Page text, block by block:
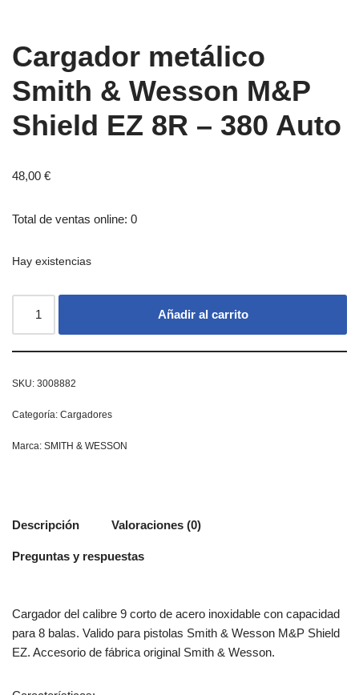
Cargador metálico
Smith & Wesson M&P
Shield EZ 8R – 380 Auto
48,00 €
Total de ventas online: 0
Hay existencias
Añadir al carrito
SKU: 3008882
Categoría: Cargadores
Marca: SMITH & WESSON
Descripción Valoraciones (0)
Preguntas y respuestas
Cargador del calibre 9 corto de acero inoxidable con capacidad
para 8 balas. Valido para pistolas Smith & Wesson M&P Shield
EZ. Accesorio de fábrica original Smith & Wesson.